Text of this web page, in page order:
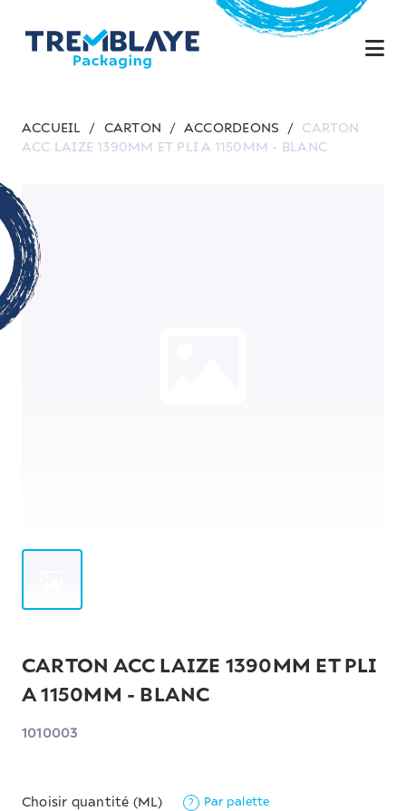
ACCUEIL / CARTON / ACCORDEONS /
CARTON
ACC LAIZE 1390MM ET PLI A 1150MM - BLANC
CARTON ACC LAIZE 1390MM ET PLI
A 1150MM - BLANC
1010003
Choisir quantité (ML) ? Par palette